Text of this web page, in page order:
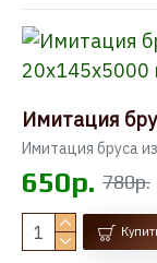
Имитация бруса
650р. 780р.